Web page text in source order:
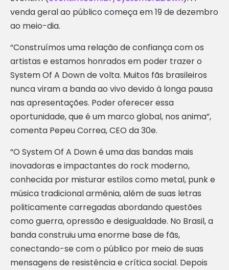
venda geral ao público começa em 19 de dezembro
ao meio-dia.
“Construímos uma relação de confiança com os
artistas e estamos honrados em poder trazer o
System Of A Down de volta. Muitos fãs brasileiros
nunca viram a banda ao vivo devido à longa pausa
nas apresentações. Poder oferecer essa
oportunidade, que é um marco global, nos anima”,
comenta Pepeu Correa, CEO da 30e.
“O System Of A Down é uma das bandas mais
inovadoras e impactantes do rock moderno,
conhecida por misturar estilos como metal, punk e
música tradicional armênia, além de suas letras
politicamente carregadas abordando questões
como guerra, opressão e desigualdade. No Brasil, a
banda construiu uma enorme base de fãs,
conectando-se com o público por meio de suas
mensagens de resistência e crítica social. Depois